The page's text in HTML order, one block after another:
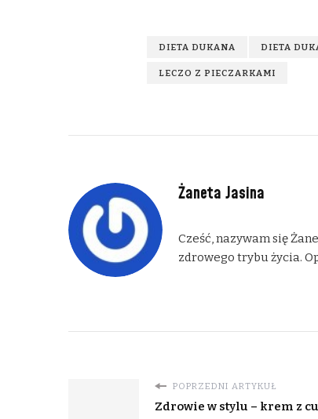
DIETA DUKANA DIETA
LECZO Z PIECZARKAMI
Żaneta Jasina
Cześć, nazywam się
zdrowego trybu życia.
POPRZEDNI ARTYKUŁ
Zdrowie w stylu – krem z